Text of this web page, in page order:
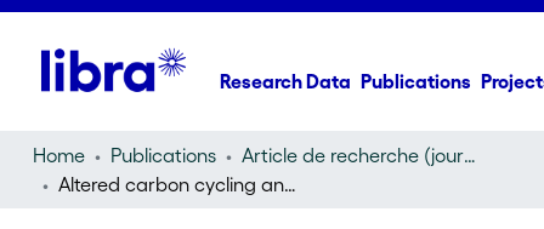
Research Data Publications
Home Publications
Article de recherche (journal article)
Altered carbon cycling and trace-metal enrichment during the late Valanginian and early Hauterivian